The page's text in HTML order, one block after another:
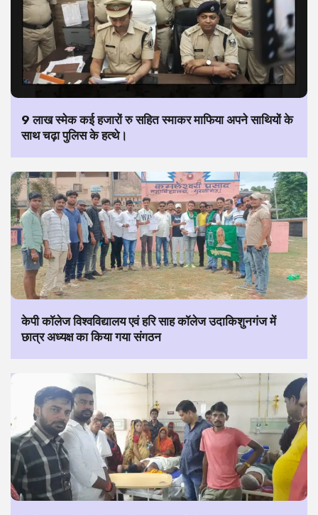
9 लाख स्मेक कई हजारों रु सहित स्माकर माफिया अपने साथियों के
साथ चढ़ा पुलिस के हत्थे।
केपी कॉलेज विश्वविद्यालय एवं हरि साह कॉलेज उदाकिशुनगंज में
छात्र अध्यक्ष का किया गया संगठन